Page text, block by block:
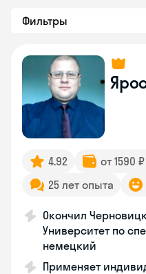
Фильтры
4.92
от 1590
25 лет опыта
Окончил
Университет по
немецкий
Применяет